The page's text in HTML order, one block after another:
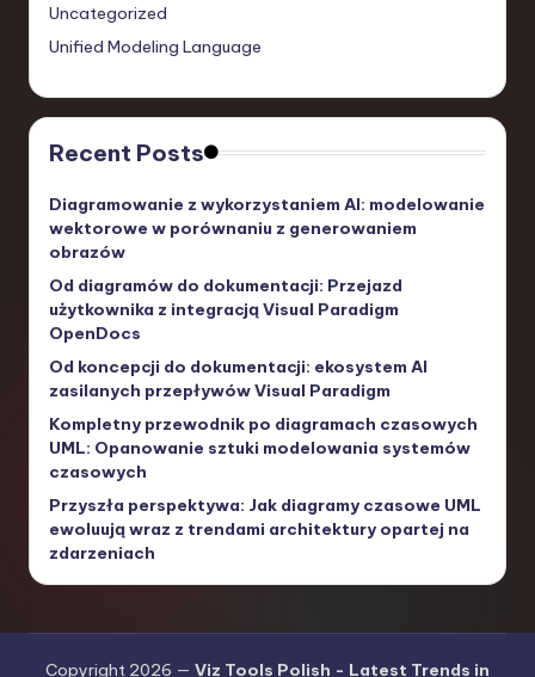
Uncategorized
Unified Modeling Language
Recent Posts
Diagramowanie z wykorzystaniem AI: modelowanie
wektorowe w porównaniu z generowaniem
obrazów
Od diagramów do dokumentacji: Przejazd
użytkownika z integracją Visual Paradigm
OpenDocs
Od koncepcji do dokumentacji: ekosystem AI
zasilanych przepływów Visual Paradigm
Kompletny przewodnik po diagramach czasowych
UML: Opanowanie sztuki modelowania systemów
czasowych
Przyszła perspektywa: Jak diagramy czasowe UML
ewoluują wraz z trendami architektury opartej na
zdarzeniach
Copyright 2026 — Viz Tools Polish - Latest Trends in